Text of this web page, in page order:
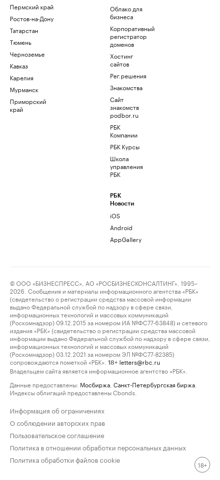
Пермский край
Ростов-на-Дону
Татарстан
Тюмень
Черноземье
Кавказ
Карелия
Мурманск
Приморский
край
Облако для
бизнеса
Корпоративный
регистратор
доменов
Хостинг
сайтов
Рег.решения
Знакомства
Сайт
знакомств
podbor.ru
РБК
Компании
РБК Курсы
Школа
управления
РБК
РБК
Новости
iOS
Android
AppGallery
© ООО «БИЗНЕСПРЕСС», АО «РОСБИЗНЕСКОНСАЛТИНГ», 1995–
2026. Сообщения и материалы информационного агентства «РБК»
(свидетельство о регистрации средства массовой информации
выдано Федеральной службой по надзору в сфере связи,
информационных технологий и массовых коммуникаций
(Роскомнадзор) 09.12.2015 за номером ИА №ФС77-63848) и сетевого
издания «РБК» (свидетельство о регистрации средства массовой
информации выдано Федеральной службой по надзору в сфере связи,
информационных технологий и массовых коммуникаций
(Роскомнадзор) 03.12.2021 за номером ЭЛ №ФС77-82385)
сопровождаются пометкой «РБК».
18+ letters@rbc.ru
Владельцем сайта является информационное агентство «РБК».
Данные предоставлены: Мосбиржа Санкт-Петербургская биржа
Индексы облигаций предоставлены Cbonds.
Информация об ограничениях
О соблюдении авторских прав
Пользовательское соглашение
Политика в отношении обработки персональных данных
Политика обработки файлов cookie
18+